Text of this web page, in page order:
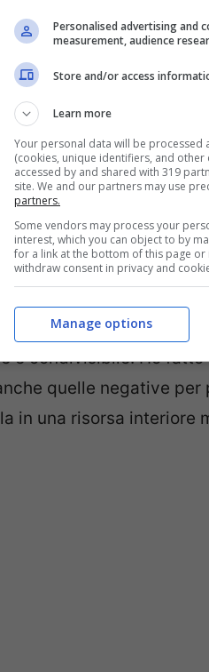
Male Mare che è in
di rapporti e
e condivisibile. Ho
quelle negative per
in una risorsa interiore
Personalised advertising and
measurement, audience
Store and/or access
Learn more
Your personal data will be
(cookies, unique identifiers, and
accessed by and shared with 319
site. We and our partners may use
partners.
Some vendors may process your
interest, which you can object to by
for a link at the bottom of this page
withdraw consent in privacy and
Manage options